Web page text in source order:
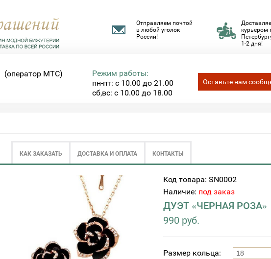
курьером
1-2 дня!
Отправляем почтой
в любой уголок
России!
(оператор МТС)
Режим работы:
пн-пт: с 10.00 до 21.00
сб,вс: с 10.00 до 18.00
Оставьте нам
КАК ЗАКАЗАТЬ ДОСТАВКА И ОПЛАТА КОНТАКТЫ
Код товара: SN0002
Наличие: под заказ
ДУЭТ «ЧЕРНАЯ РОЗА»
990 руб.
Размер кольца: